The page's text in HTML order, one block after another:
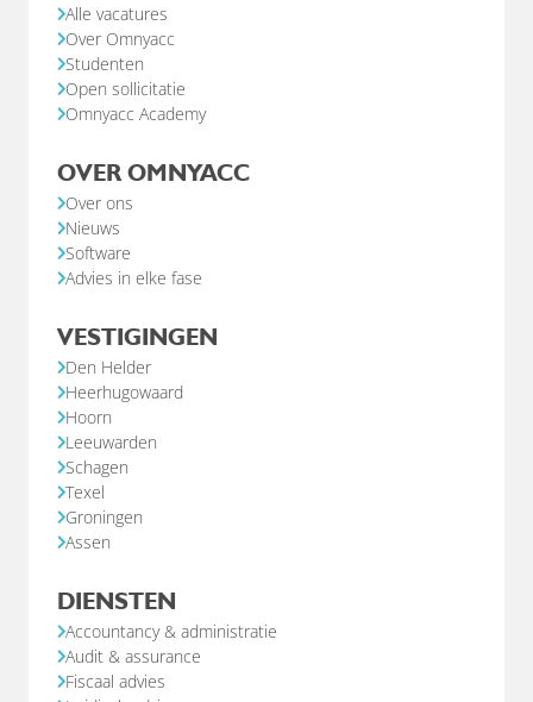
Alle vacatures
Over Omnyacc
Studenten
Open sollicitatie
Omnyacc Academy
OVER OMNYACC
Over ons
Nieuws
Software
Advies in elke fase
VESTIGINGEN
Den Helder
Heerhugowaard
Hoorn
Leeuwarden
Schagen
Texel
Groningen
Assen
DIENSTEN
Accountancy & administratie
Audit & assurance
Fiscaal advies